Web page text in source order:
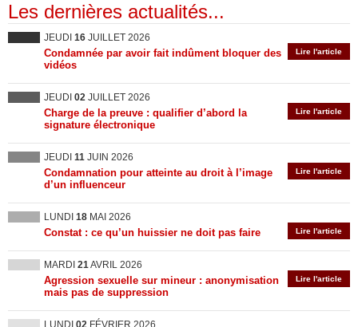
Les dernières actualités...
JEUDI 16 JUILLET 2026
Lire l'article
Condamnée par avoir fait indûment bloquer des
vidéos
JEUDI 02 JUILLET 2026
Lire l'article
Charge de la preuve : qualifier d’abord la
signature électronique
JEUDI 11 JUIN 2026
Lire l'article
Condamnation pour atteinte au droit à l’image
d’un influenceur
LUNDI 18 MAI 2026
Lire l'article
Constat : ce qu’un huissier ne doit pas faire
MARDI 21AVRIL 2026
Lire l'article
Agression sexuelle sur mineur : anonymisation
mais pas de suppression
LUNDI 02 FÉVRIER 2026